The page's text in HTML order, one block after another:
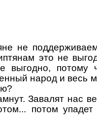
не
это не
потому
народ и весь
Завалят нас
потом упадет